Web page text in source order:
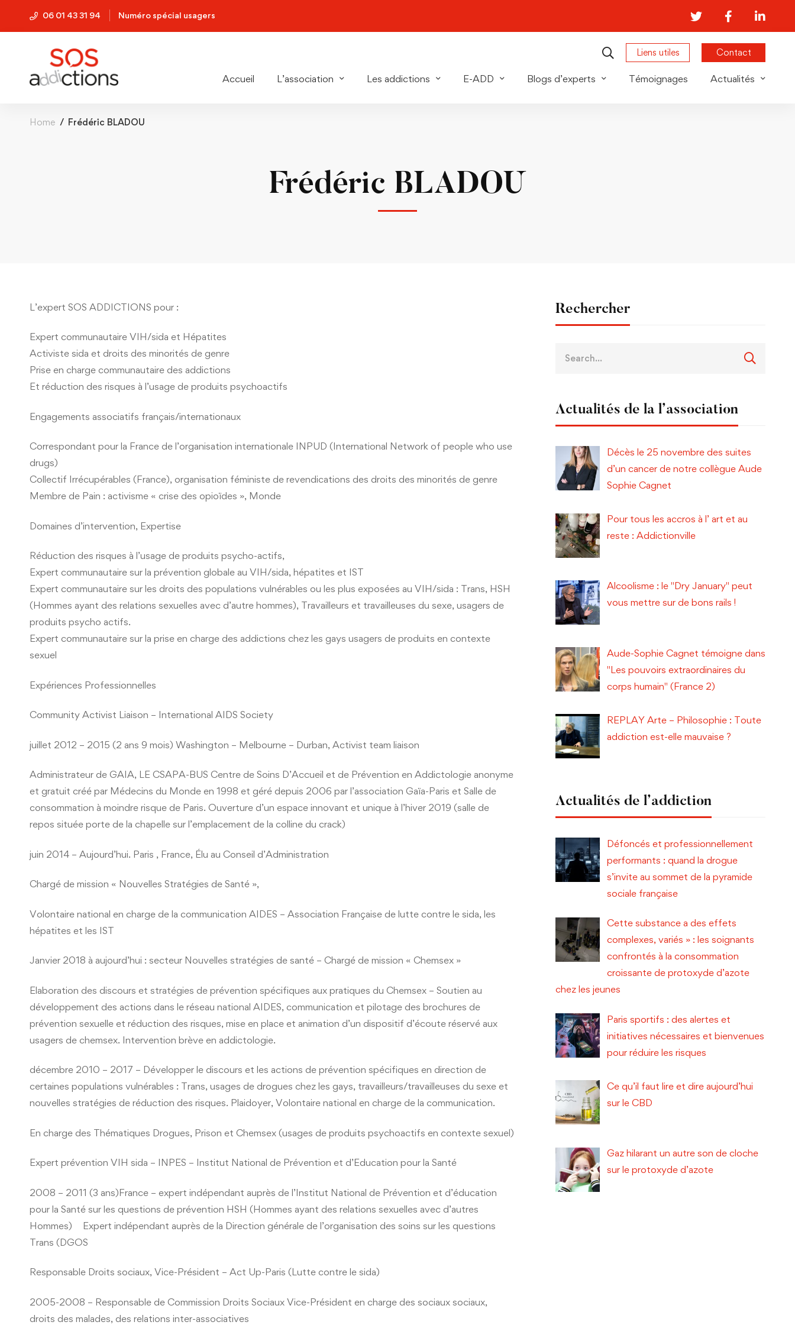
06 01 43 31 94 Numéro spécial usagers
Liens utiles Contact
Accueil L’association Les addictions E-ADD Blogs d’experts Témoignages Actualités
Home Frédéric BLADOU
Frédéric BLADOU
L’expert SOS ADDICTIONS pour :
Expert communautaire VIH/sida et Hépatites
Activiste sida et droits des minorités de genre
Prise en charge communautaire des addictions
Et réduction des risques à l’usage de produits psychoactifs
Engagements associatifs français/internationaux
Correspondant pour la France de l’organisation internationale INPUD (International Network of people who use
drugs)
Collectif Irrécupérables (France), organisation féministe de revendications des droits des minorités de genre
Membre de Pain : activisme « crise des opioïdes », Monde
Domaines d’intervention, Expertise
Réduction des risques à l’usage de produits psycho-actifs,
Expert communautaire sur la prévention globale au VIH/sida, hépatites et IST
Expert communautaire sur les droits des populations vulnérables ou les plus exposées au VIH/sida : Trans, HSH
(Hommes ayant des relations sexuelles avec d’autre hommes), Travailleurs et travailleuses du sexe, usagers de
produits psycho actifs.
Expert communautaire sur la prise en charge des addictions chez les gays usagers de produits en contexte
sexuel
Expériences Professionnelles
Community Activist Liaison – International AIDS Society
juillet 2012 – 2015 (2 ans 9 mois) Washington – Melbourne – Durban, Activist team liaison
Administrateur de GAIA, LE CSAPA-BUS Centre de Soins D’Accueil et de Prévention en Addictologie anonyme
et gratuit créé par Médecins du Monde en 1998 et géré depuis 2006 par l’association Gaïa-Paris et Salle de
consommation à moindre risque de Paris. Ouverture d’un espace innovant et unique à l’hiver 2019 (salle de
repos située porte de la chapelle sur l’emplacement de la colline du crack)
juin 2014 – Aujourd’hui. Paris , France, Élu au Conseil d’Administration
Chargé de mission « Nouvelles Stratégies de Santé »,
Volontaire national en charge de la communication AIDES – Association Française de lutte contre le sida, les
hépatites et les IST
Janvier 2018 à aujourd’hui : secteur Nouvelles stratégies de santé – Chargé de mission « Chemsex »
Elaboration des discours et stratégies de prévention spécifiques aux pratiques du Chemsex – Soutien au
développement des actions dans le réseau national AIDES, communication et pilotage des brochures de
prévention sexuelle et réduction des risques, mise en place et animation d’un dispositif d’écoute réservé aux
usagers de chemsex. Intervention brève en addictologie.
décembre 2010 – 2017 – Développer le discours et les actions de prévention spécifiques en direction de
certaines populations vulnérables : Trans, usages de drogues chez les gays, travailleurs/travailleuses du sexe et
nouvelles stratégies de réduction des risques. Plaidoyer, Volontaire national en charge de la communication.
En charge des Thématiques Drogues, Prison et Chemsex (usages de produits psychoactifs en contexte sexuel)
Expert prévention VIH sida – INPES – Institut National de Prévention et d’Education pour la Santé
2008 – 2011 (3 ans)France – expert indépendant auprès de l’Institut National de Prévention et d’éducation
pour la Santé sur les questions de prévention HSH (Hommes ayant des relations sexuelles avec d’autres
Hommes) Expert indépendant auprès de la Direction générale de l’organisation des soins sur les questions
Trans (DGOS
Responsable Droits sociaux, Vice-Président – Act Up-Paris (Lutte contre le sida)
2005-2008 – Responsable de Commission Droits Sociaux Vice-Président en charge des sociaux sociaux,
droits des malades, des relations inter-associatives
Rechercher
Actualités de la l’association
Décès le 25 novembre des suites
d’un cancer de notre collègue Aude
Sophie Cagnet
Pour tous les accros à l’ art et au
reste : Addictionville
Alcoolisme : le "Dry January" peut
vous mettre sur de bons rails !
Aude-Sophie Cagnet témoigne dans
"Les pouvoirs extraordinaires du
corps humain" (France 2)
REPLAY Arte – Philosophie : Toute
addiction est-elle mauvaise ?
Actualités de l’addiction
Défoncés et professionnellement
performants : quand la drogue
s’invite au sommet de la pyramide
sociale française
Cette substance a des effets
complexes, variés » : les soignants
confrontés à la consommation
croissante de protoxyde d’azote
chez les jeunes
Paris sportifs : des alertes et
initiatives nécessaires et bienvenues
pour réduire les risques
Ce qu’il faut lire et dire aujourd’hui
sur le CBD
Gaz hilarant un autre son de cloche
sur le protoxyde d’azote